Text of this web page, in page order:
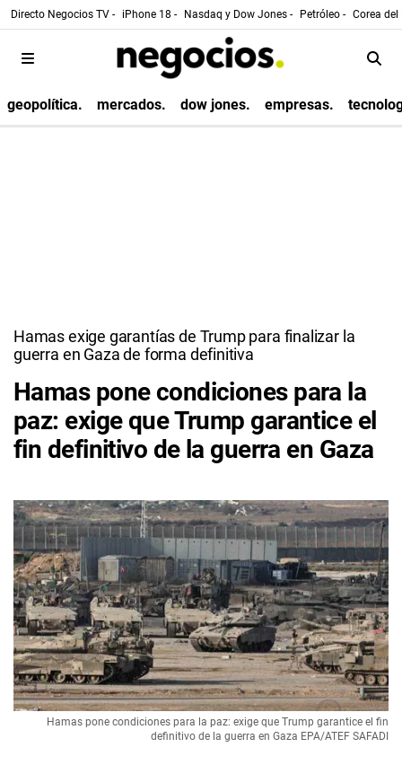
Directo Negocios TV - iPhone 18 - Nasdaq y Dow Jones - Petróleo - Corea
geopolítica. mercados. dow jones. empresas.
Hamas exige garantías de Trump para finalizar la
guerra en Gaza de forma definitiva
Hamas pone condiciones para la
paz: exige que Trump garantice el
fin definitivo de la guerra en Gaza
Hamas pone condiciones para la paz: exige que Trump garantice el fin
definitivo de la guerra en Gaza EPA/ATEF SAFADI